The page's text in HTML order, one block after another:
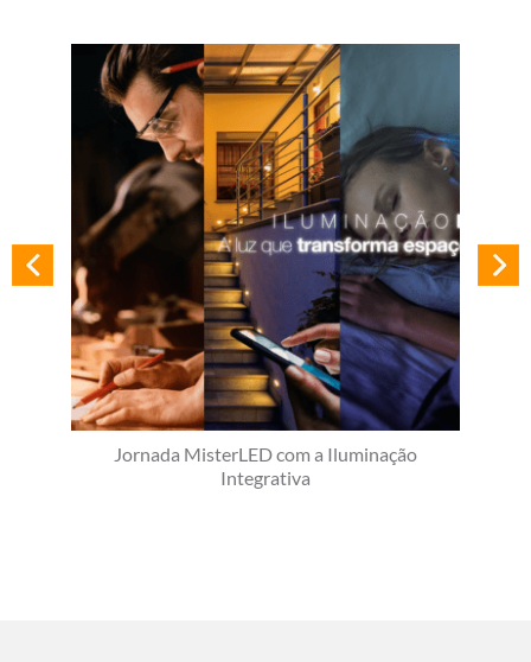
Jornada MisterLED com a Iluminação
Integrativa